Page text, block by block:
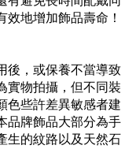
地增加飾品壽命！
後，或保養不當導致
實物拍攝，但不同裝
色些許差異敏感者建
品牌飾品大部分為手
生的紋路以及天然石